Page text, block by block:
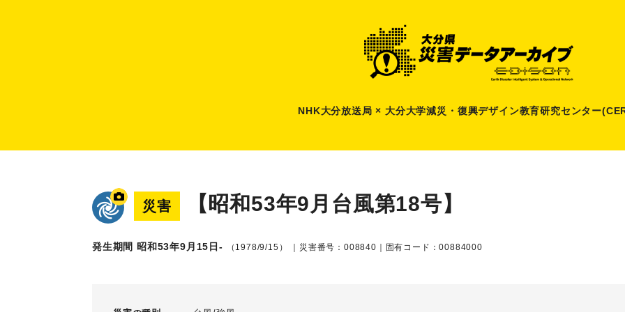
NHK大分放送局 × 大分大学減災 ・ 復興デザイン教育研究センター
災害 【昭和53年9月台風第18号】
発生期間 昭和53年9月15日- （1978/9/15） ｜災害番号：008840｜固有コード：00884000